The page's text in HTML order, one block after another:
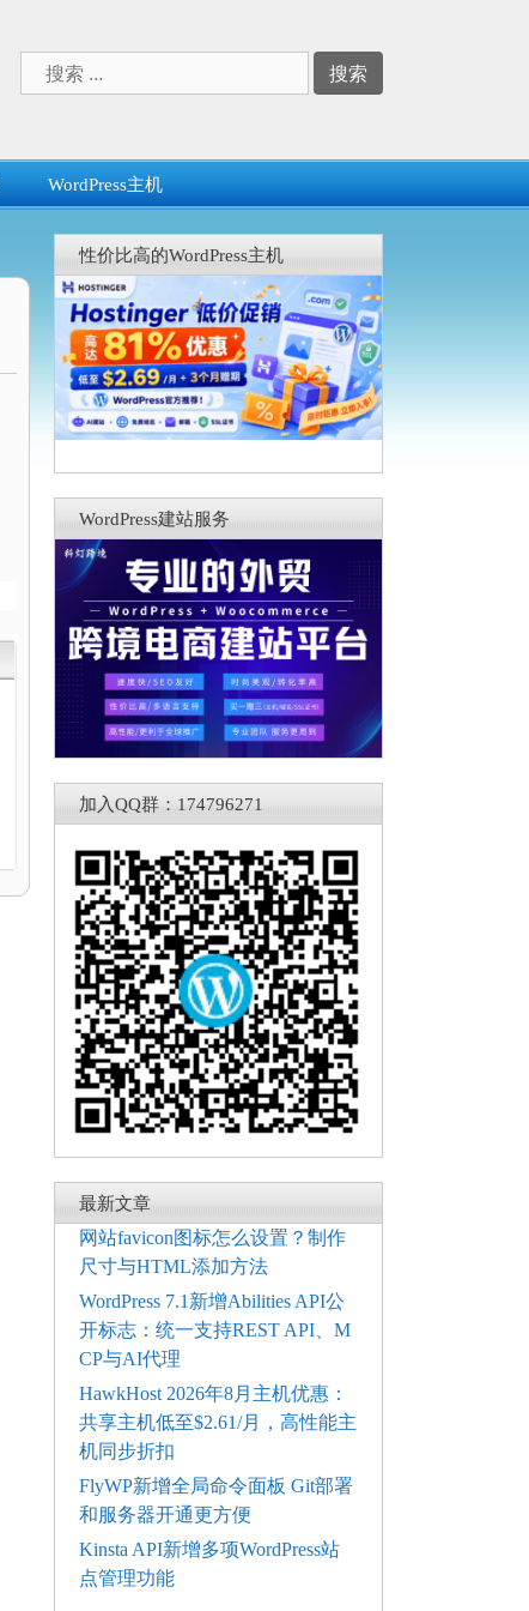
索：
WordPress主机
性价比高的WordPress主机
WordPress建站服务
加入QQ群：174796271
最新文章
网站favicon图标怎么设置？制作
尺寸与HTML添加方法
WordPress 7.1新增Abilities API公
开标志：统一支持REST API、M
CP与AI代理
HawkHost 2026年8月主机优惠：
共享主机低至$2.61/月，高性能主
机同步折扣
FlyWP新增全局命令面板 Git部署
和服务器开通更方便
Kinsta API新增多项WordPress站
点管理功能